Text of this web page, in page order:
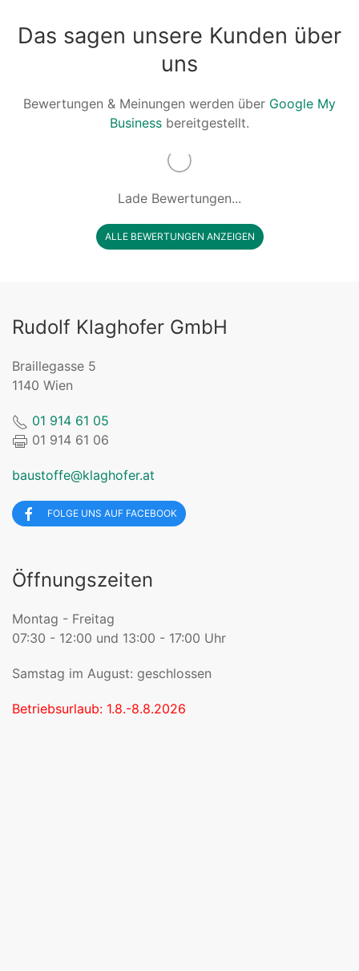
Das sagen unsere Kunden über
uns
Bewertungen & Meinungen werden über Google My
Business bereitgestellt.
Lade Bewertungen...
ALLE BEWERTUNGEN ANZEIGEN
Rudolf Klaghofer GmbH
Braillegasse 5
1140 Wien
01 914 61 05
01 914 61 06
baustoffe@klaghofer.at
FOLGE UNS AUF FACEBOOK
Öffnungszeiten
Montag - Freitag
07:30 - 12:00 und 13:00 - 17:00 Uhr
Samstag im August: geschlossen
Betriebsurlaub: 1.8.-8.8.2026